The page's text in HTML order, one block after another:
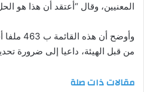
المعنيين، وقال “أعتقد أن هذا هو
من قبل الهيئة، داعيا إلى ضرورة
مقالات ذات صلة